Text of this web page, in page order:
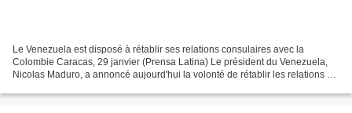
Le Venezuela est disposé à rétablir ses relations consulaires avec la
Colombie Caracas, 29 janvier (Prensa Latina) Le président du Venezuela,
Nicolas Maduro, a annoncé aujourd'hui la volonté de rétablir les relations au